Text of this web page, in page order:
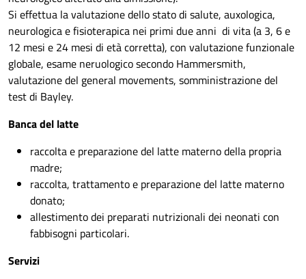
Si effettua la valutazione dello stato di salute, auxologica,
neurologica e fisioterapica nei primi due anni di vita (a 3, 6 e
12 mesi e 24 mesi di età corretta), con valutazione funzionale
globale, esame neruologico secondo Hammersmith,
valutazione del general movements, somministrazione del
test di Bayley.
Banca del latte
raccolta e preparazione del latte materno della propria
madre;
raccolta, trattamento e preparazione del latte materno
donato;
allestimento dei preparati nutrizionali dei neonati con
fabbisogni particolari.
Servizi